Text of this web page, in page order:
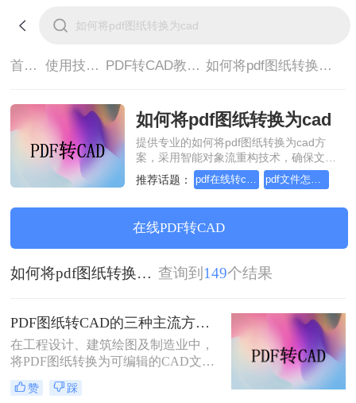
首页> 使用技巧> PDF转CAD教程> 如何将pdf图纸转换为cad
如何将pdf图纸转换为cad
提供专业的如何将pdf图纸转换为cad方
案，采用智能对象流重构技术，确保文档
1:1高保真还原且排版不乱码。支持一键批
量处理，全链路 SSL 加密保障隐私安全。
无需安装，高效办公。
推荐话题： pdf在线转cad，实用的方法来了 pdf文件怎么转cad文件，实用方法不要错过
在线PDF转CAD
如何将pdf图纸转换为cad 查询到 149个结果
PDF图纸转CAD的三种主流方法对比（2026实用版）：选对工具效率翻倍！
在工程设计、建筑绘图及制造业中，
将PDF图纸转换为可编辑的CAD文件
是高频刚需。面对多种转换途径，如
何根据自身场景快速选择？本文先给
赞 踩